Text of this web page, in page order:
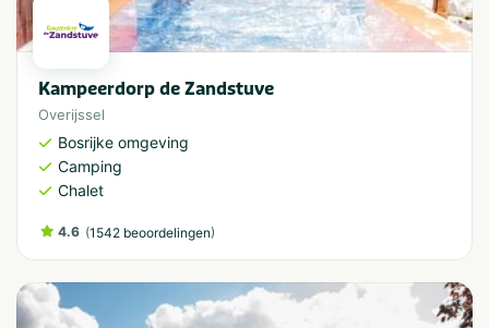
Kampeerdorp de Zandstuve
Overijssel
Bosrijke omgeving
Camping
Chalet
4.6 (1542 beoordelingen)